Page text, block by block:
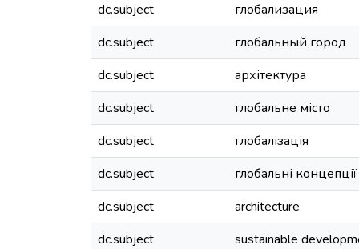
dc.subject
глобализация
dc.subject
глобальный город
dc.subject
архітектура
dc.subject
глобальне місто
dc.subject
глобалізація
dc.subject
глобальні концепції
dc.subject
architecture
dc.subject
sustainable